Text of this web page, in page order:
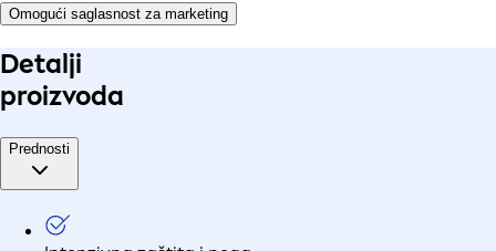
Omogući saglasnost za marketing
Detalji
proizvoda
Prednosti